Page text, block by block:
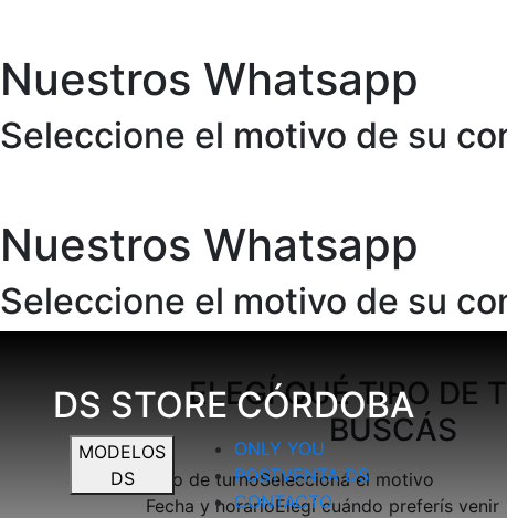
Nuestros Whatsapp
Seleccione el motivo de su
Nuestros Whatsapp
Seleccione el motivo de su
DS STORE CÓRDOBA
MODELOS
DS
ONLY YOU
POSTVENTA DS
CONTACTO
ELEGÍ QUÉ TIPO DE
BUSCÁS
Tipo de turnoSeleccioná el motivo
Fecha y horarioElegí cuándo preferís venir